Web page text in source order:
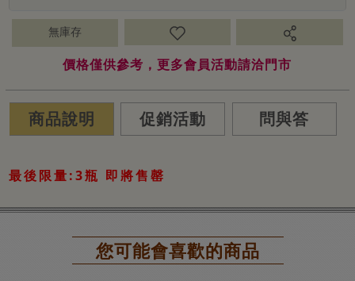
無庫存
價格僅供參考，更多會員活動請洽門市
商品說明 促銷活動 問與答
最後限量:3瓶 即將售罄
您可能會喜歡的商品